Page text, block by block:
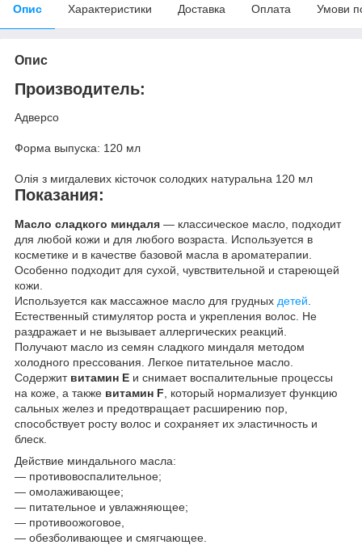
Опис Характеристики Доставка Оплата Умови
Опис
Производитель:
Адверсо
Форма выпуска: 120 мл
Олія з мигдалевих кісточок солодких натуральна 120 мл
Показания:
Масло сладкого миндаля — классическое масло, подходит
для любой кожи и для любого возраста. Используется в
косметике и в качестве базовой масла в ароматерапии.
Особенно подходит для сухой, чувствительной и стареющей
кожи.
Используется как массажное масло для грудных детей
Естественный стимулятор роста и укрепления волос. Не
раздражает и не вызывает аллергических реакций.
Получают масло из семян сладкого миндаля методом
холодного прессования. Легкое питательное масло.
Содержит витамин Е и снимает воспалительные процессы
на коже, а также витамин F , который нормализует функцию
сальных желез и предотвращает расширению пор,
способствует росту волос и сохраняет их эластичность и
блеск.
Действие миндального масла:
— противовоспалительное;
— омолаживающее;
— питательное и увлажняющее;
— противоожоговое,
— обезболивающее и смягчающее.